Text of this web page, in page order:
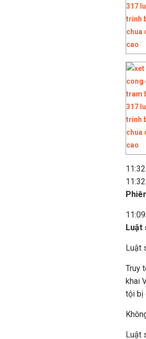
11:32
11:32
11:09
Luật
Luật
Truy
khai
tội bị
Luật